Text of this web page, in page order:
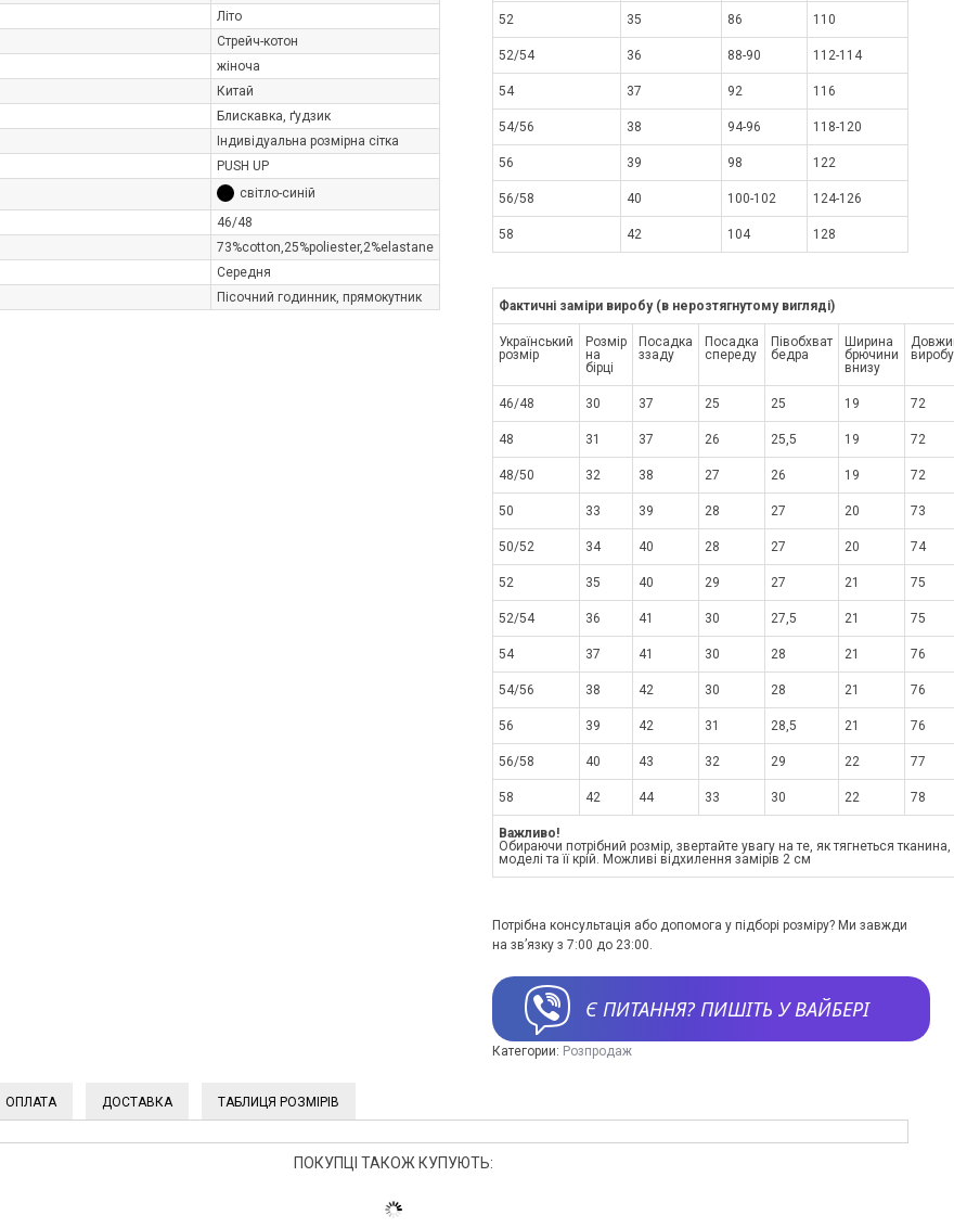
Літо
Стрейч-котон
жіноча
Китай
Блискавка, ґудзик
Індивідуальна розмірна сітка
PUSH UP
світло-синій
46/48
73%cotton,25%poliester,2%elastane
Середня
Пісочний годинник, прямокутник
52 35 86 110
52/54 36 88-90 112-114
54 37 92 116
54/56 38 94-96 118-120
56 39 98 122
56/58 40 100-102 124-126
58 42 104 128
Фактичні заміри виробу (в нерозтягнутому вигляді)
Український
розмір
Розмір
на
бірці
Посадка
ззаду
Посадка
спереду
Півобхват
бедра
Ширина
брючини
внизу
виробу
46/48 30 37 25 25 19 72
48 31 37 26 25,5 19 72
48/50 32 38 27 26 19 72
50 33 39 28 27 20 73
50/52 34 40 28 27 20 74
52 35 40 29 27 21 75
52/54 36 41 30 27,5 21 75
54 37 41 30 28 21 76
54/56 38 42 30 28 21 76
56 39 42 31 28,5 21 76
56/58 40 43 32 29 22 77
58 42 44 33 30 22 78
Важливо!
Обираючи потрібний розмір, звертайте увагу на те, як тягнеться
моделі та її крій. Можливі відхилення замірів 2 см
Потрібна консультація або допомога у підборі розміру? Ми завжди
на зв’язку з 7:00 до 23:00.
Є ПИТАННЯ? ПИШІТЬ У ВАЙБЕРІ
Категории: Розпродаж
ОПЛАТА ДОСТАВКА ТАБЛИЦЯ РОЗМІРІВ
ПОКУПЦІ ТАКОЖ КУПУЮТЬ: